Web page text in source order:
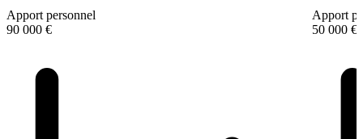
Apport personnel
90 000 €
Apport
50 000 €